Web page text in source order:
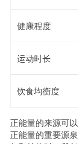
健康程度
运动时长
饮食均衡度
正能量的来源可
正能量的重要源